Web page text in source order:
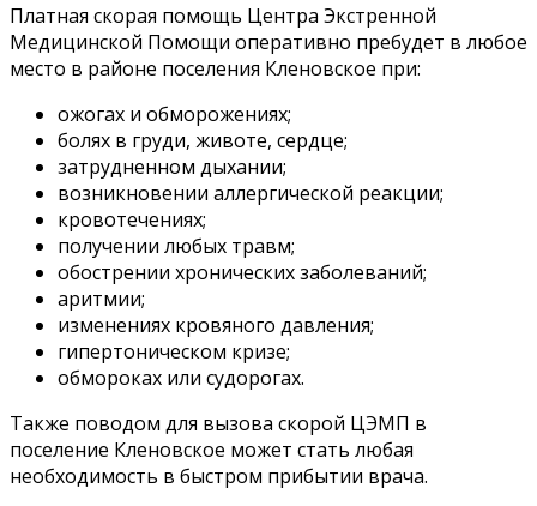
Платная скорая помощь Центра Экстренной
Медицинской Помощи оперативно пребудет в любое
место в районе поселения Кленовское при:
ожогах и обморожениях;
болях в груди, животе, сердце;
затрудненном дыхании;
возникновении аллергической реакции;
кровотечениях;
получении любых травм;
обострении хронических заболеваний;
аритмии;
изменениях кровяного давления;
гипертоническом кризе;
обмороках или судорогах.
Также поводом для вызова скорой ЦЭМП в
поселение Кленовское может стать любая
необходимость в быстром прибытии врача.